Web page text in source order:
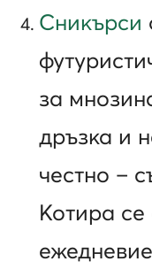
Сникърси
за
дръзка и
честно –
Котира